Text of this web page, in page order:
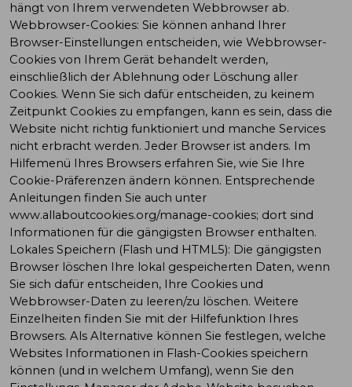
hängt von Ihrem verwendeten Webbrowser ab.
Webbrowser-Cookies: Sie können anhand Ihrer
Browser-Einstellungen entscheiden, wie Webbrowser-
Cookies von Ihrem Gerät behandelt werden,
einschließlich der Ablehnung oder Löschung aller
Cookies. Wenn Sie sich dafür entscheiden, zu keinem
Zeitpunkt Cookies zu empfangen, kann es sein, dass die
Website nicht richtig funktioniert und manche Services
nicht erbracht werden. Jeder Browser ist anders. Im
Hilfemenü Ihres Browsers erfahren Sie, wie Sie Ihre
Cookie-Präferenzen ändern können. Entsprechende
Anleitungen finden Sie auch unter
www.allaboutcookies.org/manage-cookies; dort sind
Informationen für die gängigsten Browser enthalten.
Lokales Speichern (Flash und HTML5): Die gängigsten
Browser löschen Ihre lokal gespeicherten Daten, wenn
Sie sich dafür entscheiden, Ihre Cookies und
Webbrowser-Daten zu leeren/zu löschen. Weitere
Einzelheiten finden Sie mit der Hilfefunktion Ihres
Browsers. Als Alternative können Sie festlegen, welche
Websites Informationen in Flash-Cookies speichern
können (und in welchem Umfang), wenn Sie den